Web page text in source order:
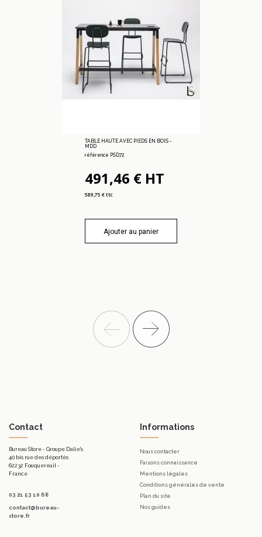
TABLE HAUTE AVEC PIEDS EN BOIS -
MDD
référence PSD72
491,46 € HT
589,75 € ttc
Ajouter au panier
Contact
Bureau Store - Groupe Dalie's
40 bis rue des déportés
62232 Fouquereuil -
France
03 21 53 10 68
contact@bureau-
store.fr
Informations
Nous contacter
Faisons connaissance
Mentions légales
Conditions générales de vente
Plan du site
Nos guides